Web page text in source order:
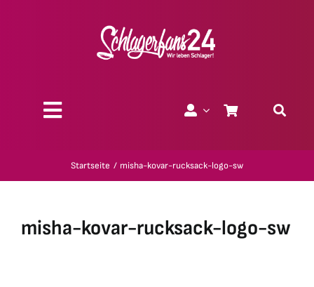
Toggle
Startseite misha-kovar-rucksack-logo-sw
misha-kovar-rucksack-logo-sw